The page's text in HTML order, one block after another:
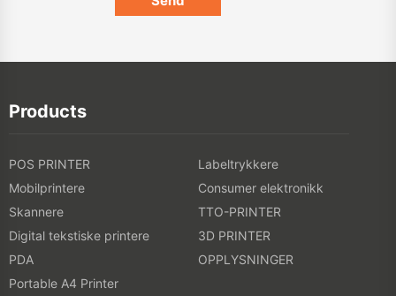
Products
POS PRINTER
Labeltrykkere
Mobilprintere
Consumer elektronikk
Skannere
TTO-PRINTER
Digital tekstiske printere
3D PRINTER
PDA
OPPLYSNINGER
Portable A4 Printer